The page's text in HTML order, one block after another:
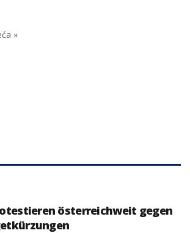
»
österreichweit gegen